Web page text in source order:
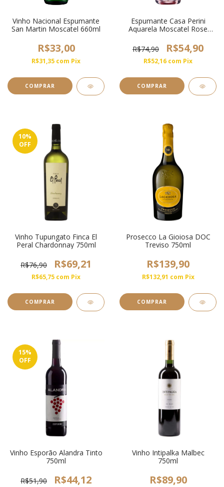
Vinho Nacional Espumante
San Martin Moscatel 660ml
R$33,00
R$31,35 com Pix
Espumante Casa Perini
Aquarela Moscatel Rose
R$74,90
R$54,90
R$52,16 com Pix
COMPRAR
10%
OFF
Vinho Tupungato Finca El
Peral Chardonnay 750ml
R$76,90 R$69,21
R$65,75 com Pix
Prosecco La Gioiosa DOC
Treviso 750ml
R$139,90
R$132,91 com Pix
15%
OFF
Vinho Esporão Alandra Tinto
750ml
R$51,90 R$44,12
Vinho Intipalka Malbec
750ml
R$89,90